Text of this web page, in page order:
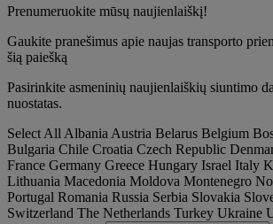
Prenumeruokite mūsų naujienlaiškį!
Gaukite pranešimus apie naujas transporto
šią paiešką
Pasirinkite asmeninių naujienlaiškių siuntimo
nuostatas.
Select All Albania Austria Belarus Belgium
Bulgaria Chile Croatia Czech Republic
France Germany Greece Hungary Israel Italy
Lithuania Macedonia Moldova Montenegro
Portugal Romania Russia Serbia Slovakia
Switzerland The Netherlands Turkey Ukraine